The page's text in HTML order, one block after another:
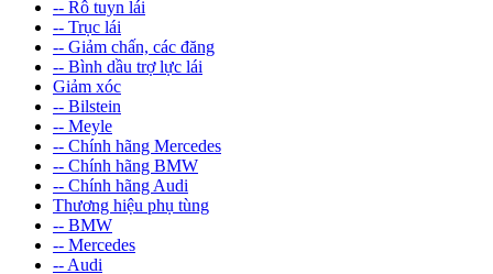
-- Rô tuyn lái
-- Trục lái
-- Giảm chấn, các đăng
-- Bình dầu trợ lực lái
Giảm xóc
-- Bilstein
-- Meyle
-- Chính hãng Mercedes
-- Chính hãng BMW
-- Chính hãng Audi
Thương hiệu phụ tùng
-- BMW
-- Mercedes
-- Audi